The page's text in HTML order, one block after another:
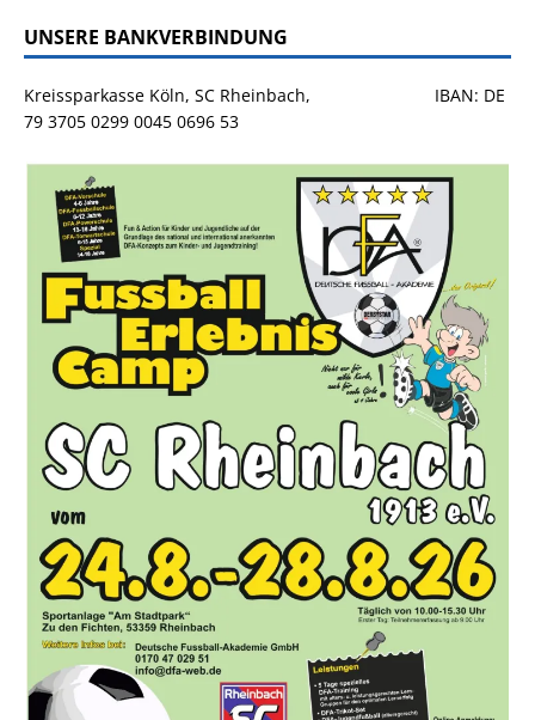
UNSERE BANKVERBINDUNG
Kreissparkasse Köln, SC Rheinbach, IBAN: DE
79 3705 0299 0045 0696 53